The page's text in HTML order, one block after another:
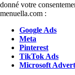
donné votre
menuella.com :
Google Ads
Meta
Pinterest
TikTok Ads
Microsoft